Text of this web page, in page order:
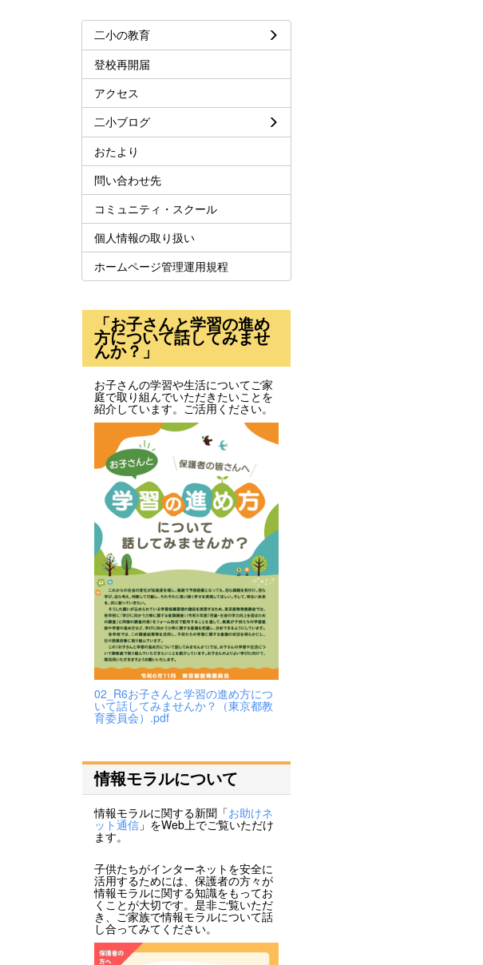
二小の教育
登校再開届
アクセス
二小ブログ
おたより
問い合わせ先
コミュニティ・スクール
個人情報の取り扱い
ホームページ管理運用規程
「お子さんと学習の進め
方について話してみませ
んか？」
お子さんの学習や生活についてご家
庭で取り組んでいただきたいことを
紹介しています。ご活用ください。
02_R6お子さんと学習の進め方につ
いて話してみませんか？（東京都教
育委員会）.pdf
情報モラルについて
情報モラルに関する新聞「お助けネ
ット通信 」をWeb上でご覧いただけ
ます。
子供たちがインターネットを安全に
活用するためには、保護者の方々が
情報モラルに関する知識をもってお
くことが大切です。是非ご覧いただ
き、ご家族で情報モラルについて話
し合ってみてください。